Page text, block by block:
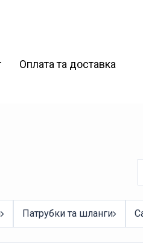
Оплата та доставка
Патрубки та шланги